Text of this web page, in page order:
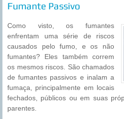
Fumante Passivo
Como visto, os fumantes
enfrentam uma série de riscos
causados pelo fumo, e os não
fumantes? Eles também correm
os mesmos riscos. São chamados
de fumantes passivos e inalam a
fumaça, principalmente em locais
fechados, públicos ou em suas
parentes.